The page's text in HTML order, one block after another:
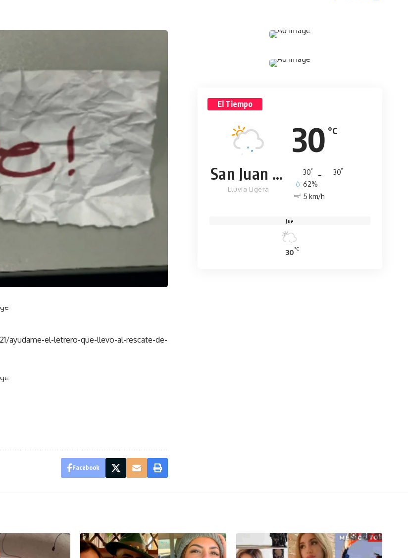
ayudame-el-letrero-que-llevo-al-rescate-de-
Facebook
El Tiempo
30 °C
San Juan de la Maguana
Lluvia Ligera
30° 30°
62%
5 km/h
Jue
30°C